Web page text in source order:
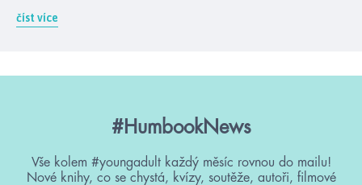
číst více
#HumbookNews
Vše kolem #youngadult každý měsíc rovnou do mailu!
Nové knihy, co se chystá, kvízy, soutěže, autoři, filmové